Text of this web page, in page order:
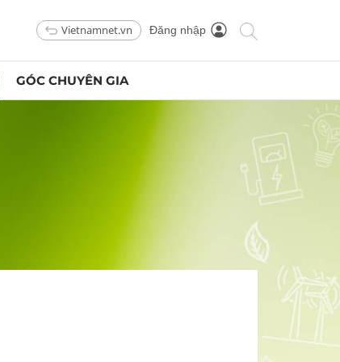
Vietnamnet.vn Đăng nhập
GÓC CHUYÊN GIA